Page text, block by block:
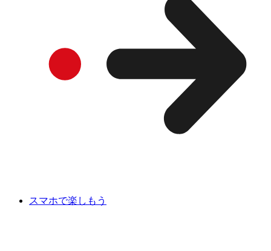
スマホで楽しもう